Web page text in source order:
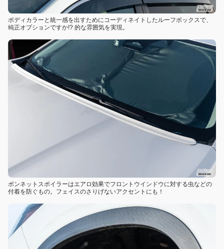
ボディカラーと統一感を出すためにコーディネイトしたルーフボックスで、
純正オプションですか!? 的な雰囲気を実現。
ボンネットスポイラーはエアロ効果でフロントウインドウに対する虫などの
付着を防ぐもの。フェイスのさりげないアクセントにも！